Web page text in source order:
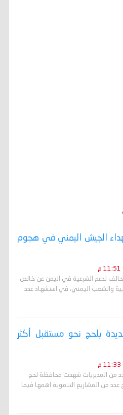
الجيش اليمني في هجوم
لدعم الشرعية في اليمن عن خالص
والشعب اليمني، في استشهاد عدد
بلحج نحو مستقبل أكثر
من المديريات شهدت محافظة لحج
عدد من المشاريع التنموية اهمها فيما